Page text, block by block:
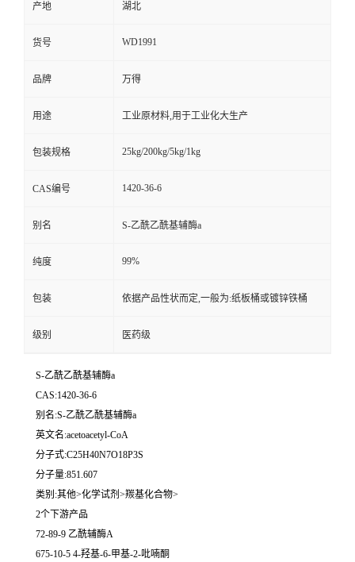
产地 湖北
货号 WD1991
品牌 万得
用途 工业原材料,用于工业化大生产
包装规格 25kg/200kg/5kg/1kg
CAS编号 1420-36-6
别名 S-乙酰乙酰基辅酶a
纯度 99%
包装 依据产品性状而定,一般为:纸板桶或镀锌铁桶
级别 医药级
S-乙酰乙酰基辅酶a
CAS:1420-36-6
别名:S-乙酰乙酰基辅酶a
英文名:acetoacetyl-CoA
分子式:C25H40N7O18P3S
分子量:851.607
类别:其他>化学试剂>羰基化合物>
2个下游产品
72-89-9 乙酰辅酶A
675-10-5 4-羟基-6-甲基-2-吡喃酮